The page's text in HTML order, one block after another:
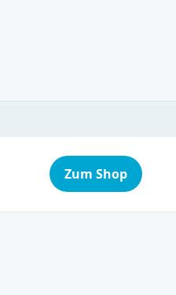
Zum Shop